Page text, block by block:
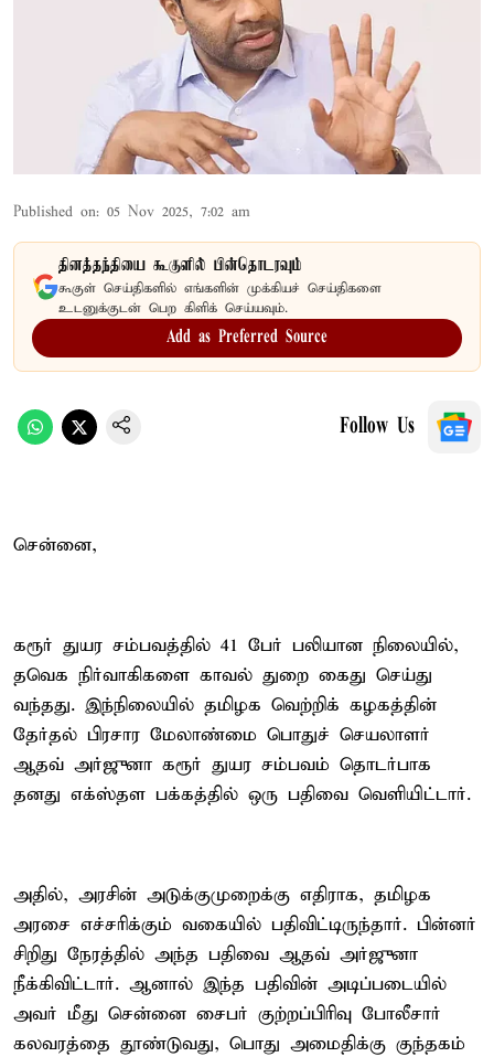
Published on: 05 Nov 2025, 7:02 am
தினத்தந்தியை கூகுளில் பின்தொடரவும்
கூகுள் செய்திகளில் எங்களின் முக்கியச் செய்திகளை
உடனுக்குடன் பெற கிளிக் செய்யவும்.
Add as Preferred Source
Follow Us
சென்னை,
கரூர் துயர சம்பவத்தில் 41 பேர் பலியான நிலையில்,
தவெக நிர்வாகிகளை காவல் துறை கைது செய்து
வந்தது. இந்நிலையில் தமிழக வெற்றிக் கழகத்தின்
தேர்தல் பிரசார மேலாண்மை பொதுச் செயலாளர்
ஆதவ் அர்ஜுனா கரூர் துயர சம்பவம் தொடர்பாக
தனது எக்ஸ்தள பக்கத்தில் ஒரு பதிவை வெளியிட்டார்.
அதில், அரசின் அடுக்குமுறைக்கு எதிராக, தமிழக
அரசை எச்சரிக்கும் வகையில் பதிவிட்டிருந்தார். பின்னர்
சிறிது நேரத்தில் அந்த பதிவை ஆதவ் அர்ஜுனா
நீக்கிவிட்டார். ஆனால் இந்த பதிவின் அடிப்படையில்
அவர் மீது சென்னை சைபர் குற்றப்பிரிவு போலீசார்
கலவரத்தை தூண்டுவது, பொது அமைதிக்கு குந்தகம்